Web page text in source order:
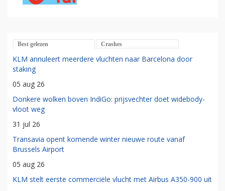
Best gelezen Crashes
KLM annuleert meerdere vluchten naar Barcelona door
staking
05 aug 26
Donkere wolken boven IndiGo: prijsvechter doet widebody-
vloot weg
31 jul 26
Transavia opent komende winter nieuwe route vanaf
Brussels Airport
05 aug 26
KLM stelt eerste commerciële vlucht met Airbus A350-900 uit